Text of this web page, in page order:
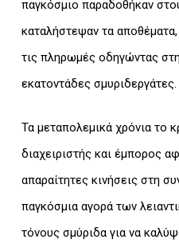
παγκόσμιο παραδοθήκαν
καταλήστεψαν τα
τις πληρωμές οδηγώντας
εκατοντάδες σμυριδεργάτες.
Τα μεταπολεμικά χρόνια το
διαχειριστής και έμπορος
απαραίτητες κινήσεις στη
παγκόσμια αγορά των
τόνους σμύριδα για να